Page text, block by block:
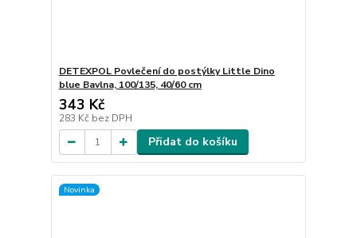
DETEXPOL Povlečení do postýlky Little Dino
blue Bavlna, 100/135, 40/60 cm
343 Kč
283 Kč bez DPH
Přidat do košíku
Novinka